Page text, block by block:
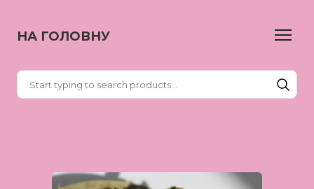
НА ГОЛОВНУ